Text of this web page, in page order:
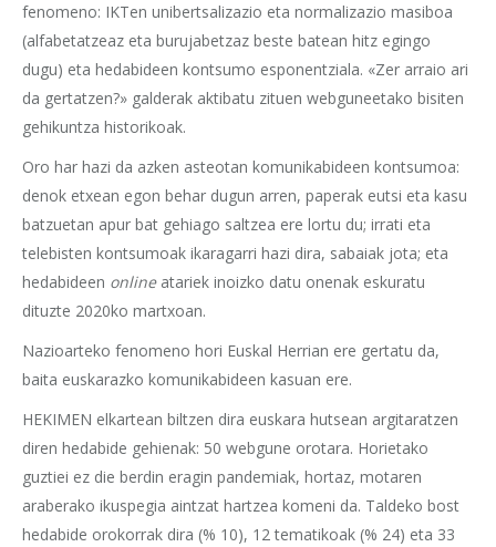
fenomeno: IKTen unibertsalizazio eta normalizazio masiboa
(alfabetatzeaz eta burujabetzaz beste batean hitz egingo
dugu) eta hedabideen kontsumo esponentziala. «Zer arraio ari
da gertatzen?» galderak aktibatu zituen webguneetako bisiten
gehikuntza historikoak.
Oro har hazi da azken asteotan komunikabideen kontsumoa:
denok etxean egon behar dugun arren, paperak eutsi eta kasu
batzuetan apur bat gehiago saltzea ere lortu du; irrati eta
telebisten kontsumoak ikaragarri hazi dira, sabaiak jota; eta
hedabideen onlineatariek inoizko datu onenak eskuratu
dituzte 2020ko martxoan.
Nazioarteko fenomeno hori Euskal Herrian ere gertatu da,
baita euskarazko komunikabideen kasuan ere.
HEKIMEN elkartean biltzen dira euskara hutsean argitaratzen
diren hedabide gehienak: 50 webgune orotara. Horietako
guztiei ez die berdin eragin pandemiak, hortaz, motaren
araberako ikuspegia aintzat hartzea komeni da. Taldeko bost
hedabide orokorrak dira (% 10), 12 tematikoak (% 24) eta 33